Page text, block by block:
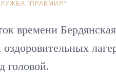
"ПРАВМИР"
времени
головой.